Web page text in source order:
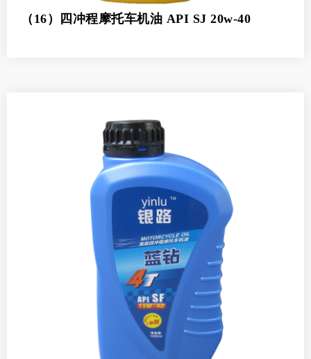
（16）四冲程摩托车机油 API SJ 20w-40